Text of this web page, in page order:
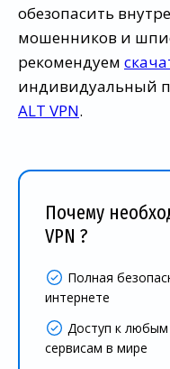
обезопасить
мошенников и
рекомендуем
индивидуальный
ALT VPN.
Почему
VPN ?
Полная
интернете
Доступ к
сервисам в мире